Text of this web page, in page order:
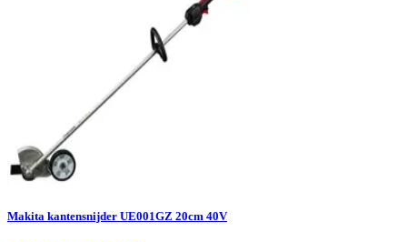
Makita kantensnijder UE001GZ 20cm 40V